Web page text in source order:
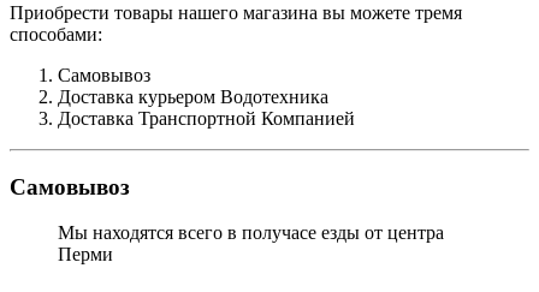
Приобрести товары нашего магазина вы можете тремя
способами:
Самовывоз
Доставка курьером Водотехника
Доставка Транспортной Компанией
Самовывоз
Мы находятся всего в получасе езды от центра
Перми